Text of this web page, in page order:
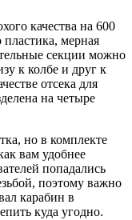
качества на 600
мерная
секции можно
к колбе и друг к
отсека для
на четыре
но в комплекте
вам удобнее
попадались
поэтому важно
карабин в
куда угодно.